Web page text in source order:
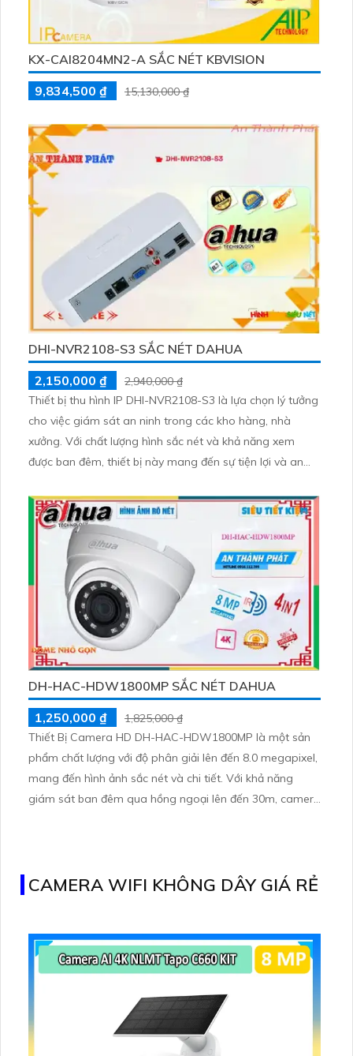
KX-CAI8204MN2-A SẮC NÉT KBVISION
9,834,500 ₫
15,130,000 ₫
DHI-NVR2108-S3 SẮC NÉT DAHUA
2,150,000 ₫
2,940,000 ₫
Thiết bị thu hình IP DHI-NVR2108-S3 là lựa chọn lý tưởng
cho việc giám sát an ninh trong các kho hàng, nhà
xưởng. Với chất lượng hình sắc nét và khả năng xem
được ban đêm, thiết bị này mang đến sự tiện lợi và an
tiến, DHI-NVR2108-S3 đảm bảo không bị giảm chất
lượng hình ảnh
DH-HAC-HDW1800MP SẮC NÉT DAHUA
1,250,000 ₫
1,825,000 ₫
Thiết Bị Camera HD DH-HAC-HDW1800MP là một sản
phẩm chất lượng với độ phân giải lên đến 8.0 megapixel,
mang đến hình ảnh sắc nét và chi tiết. Với khả năng
giám sát ban đêm qua hồng ngoại lên đến 30m, camera
hình ảnh tốt hơn
CAMERA WIFI KHÔNG DÂY GIÁ RẺ